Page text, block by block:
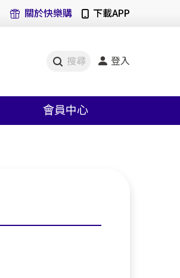
關於快樂購 下載APP
搜尋 登入
會員中心